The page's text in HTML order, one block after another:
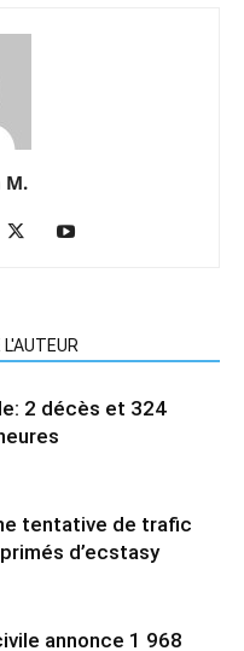
M.
L'AUTEUR
2 décès et 324
tentative de trafic
d’ecstasy
annonce 1 968